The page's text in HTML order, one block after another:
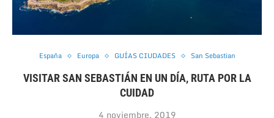
España Europa GUÍAS CIUDADES San Sebastian
VISITAR SAN SEBASTIÁN EN UN DÍA, RUTA POR LA
CUIDAD
4 noviembre, 2019